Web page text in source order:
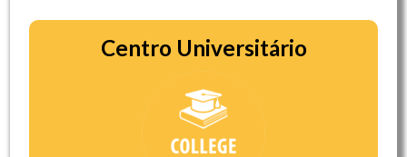
Centro Universitário